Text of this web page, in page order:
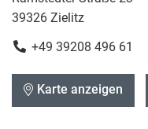
39326 Zielitz
+49 39208 496 61
Karte anzeigen